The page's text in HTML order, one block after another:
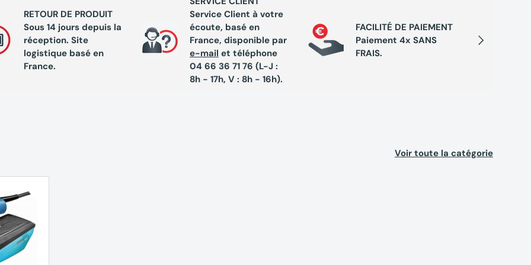
Ponceuse
METABO
tr/min
Suivant
RETOUR DE PRODUIT
Sous 14 jours depuis la
réception. Site
logistique basé en
France.
Service Client à votre
écoute, basé en
France, disponible par
e-mail et téléphone
04 66 36 71 76 (L-J :
8h - 17h, V : 8h - 16h).
FACILITÉ DE PAIEMENT
Paiement 4x SANS
FRAIS.
Voir toute la catégorie